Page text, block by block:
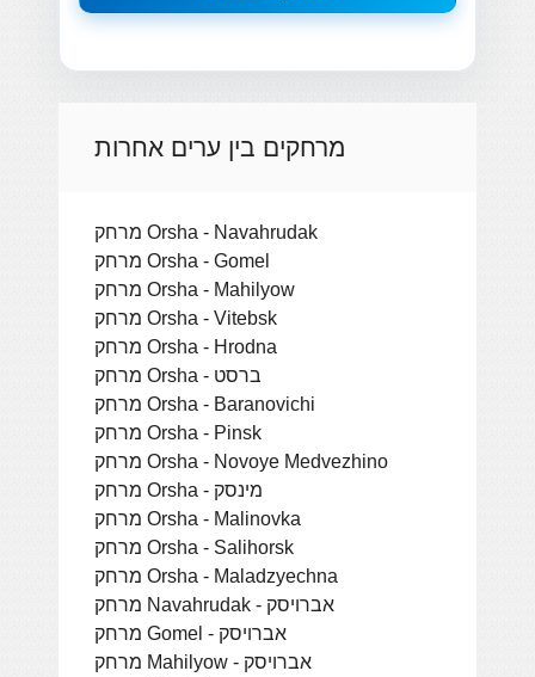
מרחקים בין ערים אחרות
מרחק Orsha - Navahrudak
מרחק Orsha - Gomel
מרחק Orsha - Mahilyow
מרחק Orsha - Vitebsk
מרחק Orsha - Hrodna
מרחק Orsha - ברסט
מרחק Orsha - Baranovichi
מרחק Orsha - Pinsk
מרחק Orsha - Novoye Medvezhino
מרחק Orsha - מינסק
מרחק Orsha - Malinovka
מרחק Orsha - Salihorsk
מרחק Orsha - Maladzyechna
מרחק Navahrudak - אברויסק
מרחק Gomel - אברויסק
מרחק Mahilyow - אברויסק